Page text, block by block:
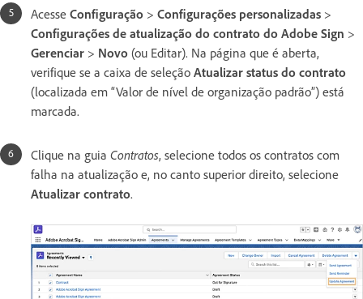
Acesse Configuração > Configurações personalizadas >
Configurações de atualização do contrato do Adobe Sign >
Gerenciar > Novo (ou Editar). Na página que é aberta,
verifique se a caixa de seleção Atualizar status do contrato
(localizada em “Valor de nível de organização padrão”) está
marcada.
Clique na guia Contratos, selecione todos os contratos com
falha na atualização e, no canto superior direito, selecione
Atualizar contrato.